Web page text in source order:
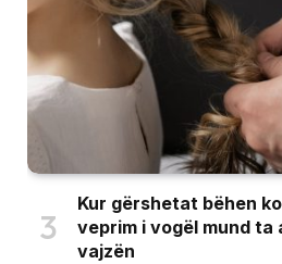
Kur gërshetat bëhen
veprim i vogël mund ta
vajzën